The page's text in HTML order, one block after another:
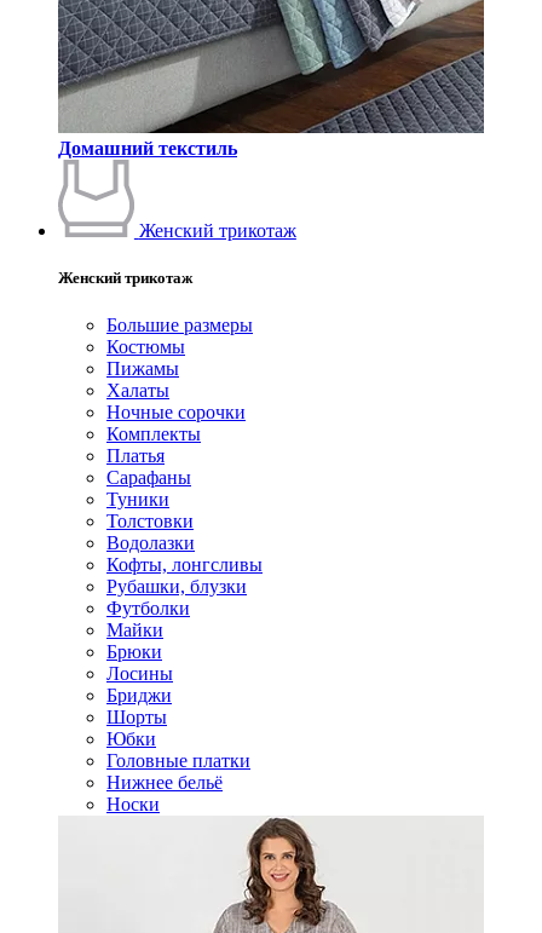
Домашний текстиль
Женский трикотаж
Женский трикотаж
Большие размеры
Костюмы
Пижамы
Халаты
Ночные сорочки
Комплекты
Платья
Сарафаны
Туники
Толстовки
Водолазки
Кофты, лонгсливы
Рубашки, блузки
Футболки
Майки
Брюки
Лосины
Бриджи
Шорты
Юбки
Головные платки
Нижнее бельё
Носки